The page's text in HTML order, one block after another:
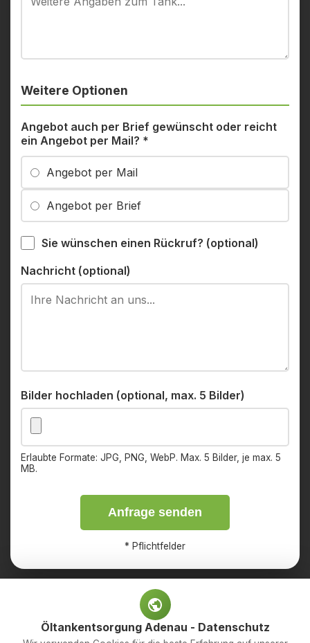
Weitere Optionen
Angebot auch per Brief gewünscht oder reicht
ein Angebot per Mail? *
Angebot per Mail
Angebot per Brief
Sie wünschen einen Rückruf? (optional)
Nachricht (optional)
Bilder hochladen (optional, max. 5 Bilder)
Erlaubte Formate: JPG, PNG, WebP. Max. 5 Bilder, je max. 5
MB.
Anfrage senden
* Pflichtfelder
ImpressumDatenschutz
Öltankentsorgung Adenau - Datenschutz